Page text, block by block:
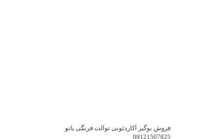
فروش بوگیر اکاردئونی توالت فرنگی یاتو
09121507825